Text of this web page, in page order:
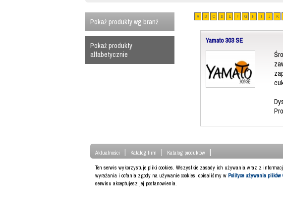
Pokaż produkty wg branż
Pokaż produkty
alfabetycznie
A B C D E F G H I J K
Yamato 303 SE
Aktualności | Katalog firm | Katalog produktów |
Ten serwis wykorzystuje pliki cookies. Wszystkie zasady ich używania wraz z
wyrażania i cofania zgody na używanie cookies, opisaliśmy w Polityce używania plików
serwisu akceptujesz jej postanowienia.